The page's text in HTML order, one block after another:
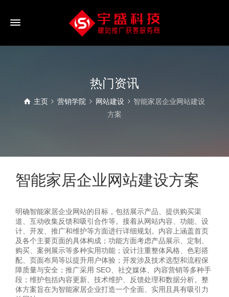
热门资讯
主页 营销学院 网站建设
智能家居企业网站建设
方案
智能家居企业网站建设方案
明确智能家居企业网站的目标，包括展示产品、提供购买渠
道、互动收集反馈和吸引合作等。接着从网站内容、功能、设
计、开发、推广和维护等方面进行详细规划。内容上涵盖首页
及各个主要页面的具体构成；功能方面考虑产品展示、定制、
购买、案例展示等多种实用功能；设计注重整体风格、色彩搭
配、页面布局等以提升用户体验；开发涉及技术选型和流程保
障质量与安全；推广采用 SEO、社交媒体、内容营销等多种手
段；维护包括内容更新、技术维护、反馈处理和数据分析。整
体方案旨在为智能家居企业打造一个全面、实用且具有吸引力